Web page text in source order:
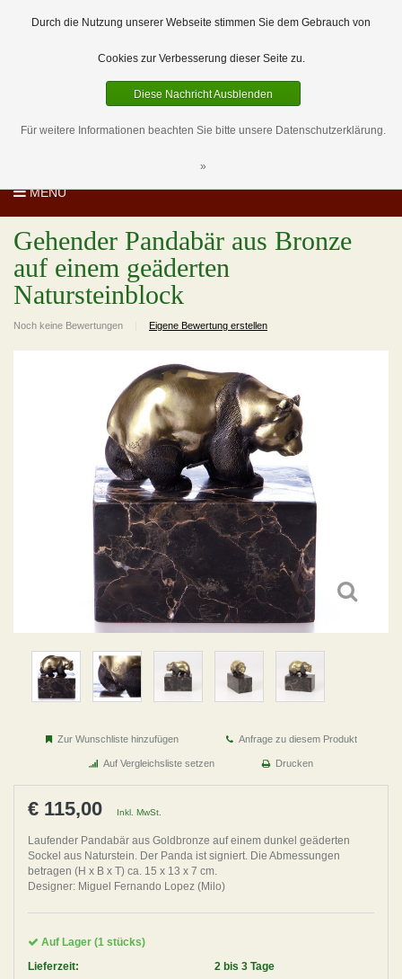
0 Artikel
DE
EUR
MENU
Gehender Pandabär aus Bronze
auf einem geäderten
Natursteinblock
Noch keine Bewertungen Eigene Bewertung erstellen
Zur Wunschliste hinzufügen Anfrage zu diesem Produkt
Auf Vergleichsliste setzen Drucken
€ 115,00 Inkl. MwSt.
Laufender Pandabär aus Goldbronze auf einem dunkel geäderten
Sockel aus Naturstein. Der Panda ist signiert. Die Abmessungen
betragen (H x B x T) ca. 15 x 13 x 7 cm.
Designer: Miguel Fernando Lopez (Milo)
Auf Lager (1 stücks)
Lieferzeit:
2 bis 3 Tage
Durch die Nutzung unserer Webseite stimmen Sie dem Gebrauch von
Cookies zur Verbesserung dieser Seite zu.
Diese Nachricht Ausblenden
Für weitere Informationen beachten Sie bitte unsere Datenschutzerklärung.
»